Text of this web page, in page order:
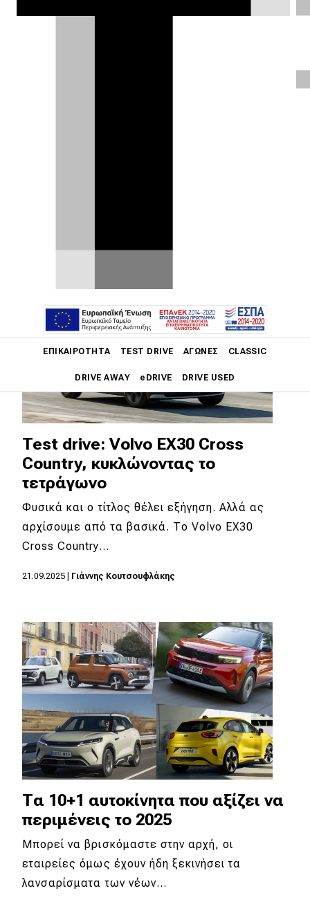
ΕΠΙΚΑΙΡΌΤΗΤΑ TEST DRIVE ΑΓΏΝΕΣ CLASSIC
DRIVE AWAY eDRIVE DRIVE USED
Main navigation
Επικαιρότητα
Νέα μοντέλα
Πρωτότυπα
Ελλάδα
Κόσμος
Απόψεις
Test Drive
Δοκιμή
Αποστολή
Συγκρίνουμε
Αγώνες
Formula 1
WRC
Test drive: Volvo EX30 Cross
Country, κυκλώνοντας το
τετράγωνο
Φυσικά και ο τίτλος θέλει εξήγηση. Αλλά ας
αρχίσουμε από τα βασικά. Το Volvo EX30
Cross Country…
21.09.2025 Γιάννης Κουτσουφλάκης
Τα 10+1 αυτοκίνητα που αξίζει να
περιμένεις το 2025
Μπορεί να βρισκόμαστε στην αρχή, οι
εταιρείες όμως έχουν ήδη ξεκινήσει τα
λανσαρίσματα των νέων…